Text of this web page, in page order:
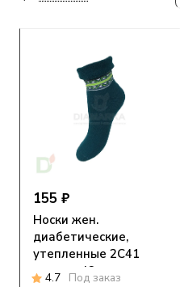
155 ₽
Носки жен.
диабетические,
утепленные 2С41
ассорти Юстатекс
4.7 Под заказ